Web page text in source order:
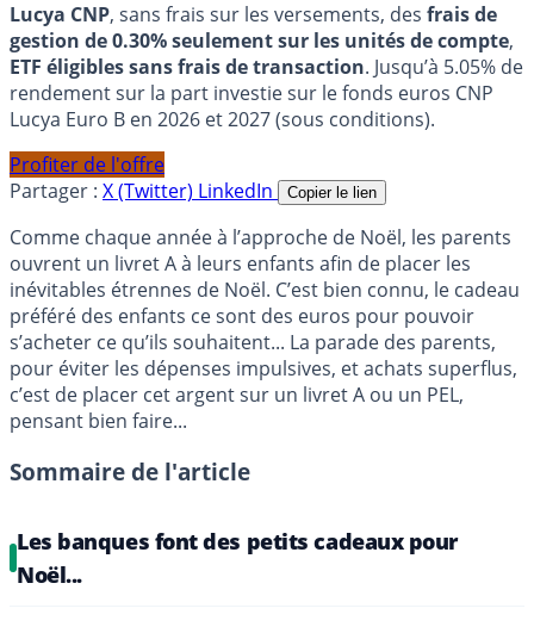
Lucya CNP, sans frais sur les versements, des frais de
gestion de 0.30% seulement sur les unités de compte,
ETF éligibles sans frais de transaction. Jusqu’à 5.05% de
rendement sur la part investie sur le fonds euros CNP
Lucya Euro B en 2026 et 2027 (sous conditions).
Profiter de l'offre
Partager : X (Twitter) LinkedIn Copier le lien
Comme chaque année à l’approche de Noël, les parents
ouvrent un livret A à leurs enfants afin de placer les
inévitables étrennes de Noël. C’est bien connu, le cadeau
préféré des enfants ce sont des euros pour pouvoir
s’acheter ce qu’ils souhaitent... La parade des parents,
pour éviter les dépenses impulsives, et achats superflus,
c’est de placer cet argent sur un livret A ou un PEL,
pensant bien faire...
Sommaire de l'article
Les banques font des petits cadeaux pour
Noël...